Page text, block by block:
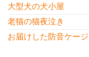
大型犬の犬小屋
老猫の猫夜泣き
お届けした防音ケージ